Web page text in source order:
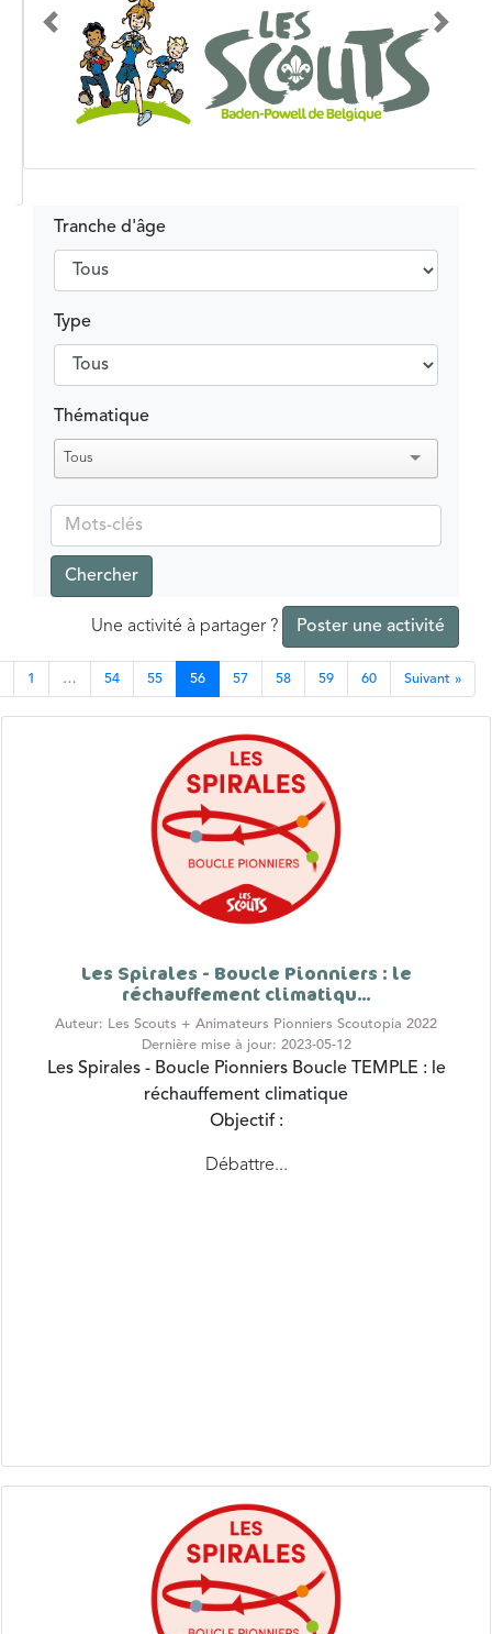
Précédent
Type
Thématique
Tous
Une activité à partager ?
58 Suivant »
Auteur: Les Scouts + Animateurs Pionniers Scoutopia 2022
Les Spirales - Boucle Pionniers Boucle TEMPLE : le
réchauffement climatique
Objectif :
Débattre...